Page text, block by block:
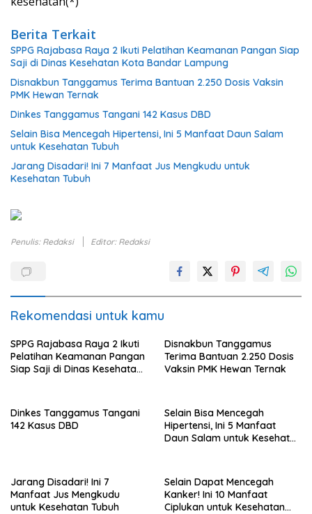
Berita Terkait
SPPG Rajabasa Raya 2 Ikuti Pelatihan Keamanan Pangan Siap
Saji di Dinas Kesehatan Kota Bandar Lampung
Disnakbun Tanggamus Terima Bantuan 2.250 Dosis Vaksin
PMK Hewan Ternak
Dinkes Tanggamus Tangani 142 Kasus DBD
Selain Bisa Mencegah Hipertensi, Ini 5 Manfaat Daun Salam
untuk Kesehatan Tubuh
Jarang Disadari! Ini 7 Manfaat Jus Mengkudu untuk
Kesehatan Tubuh
Penulis: Redaksi Editor: Redaksi
Rekomendasi untuk kamu
SPPG Rajabasa Raya 2 Ikuti
Pelatihan Keamanan Pangan
Siap Saji di Dinas Kesehatan
Disnakbun Tanggamus
Terima Bantuan 2.250 Dosis
Vaksin PMK Hewan Ternak
Dinkes Tanggamus Tangani
142 Kasus DBD
Selain Bisa Mencegah
Hipertensi, Ini 5 Manfaat
Daun Salam untuk Kesehatan
Jarang Disadari! Ini 7
Manfaat Jus Mengkudu
untuk Kesehatan Tubuh
Selain Dapat Mencegah
Kanker! Ini 10 Manfaat
Ciplukan untuk Kesehatan